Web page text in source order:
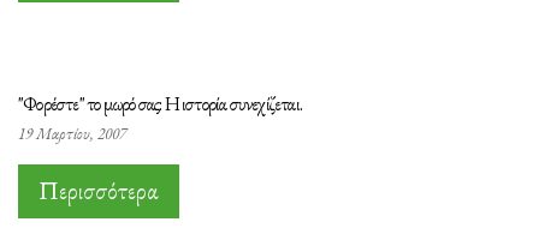
"Φορέστε" το μωρό σας: Η ιστορία συνεχίζεται.
19 Μαρτίου, 2007
Περισσότερα